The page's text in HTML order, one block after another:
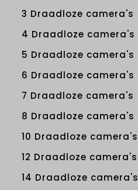
3 Draadloze camera's
4 Draadloze camera's
5 Draadloze camera's
6 Draadloze camera's
7 Draadloze camera's
8 Draadloze camera's
10 Draadloze camera's
12 Draadloze camera's
14 Draadloze camera's